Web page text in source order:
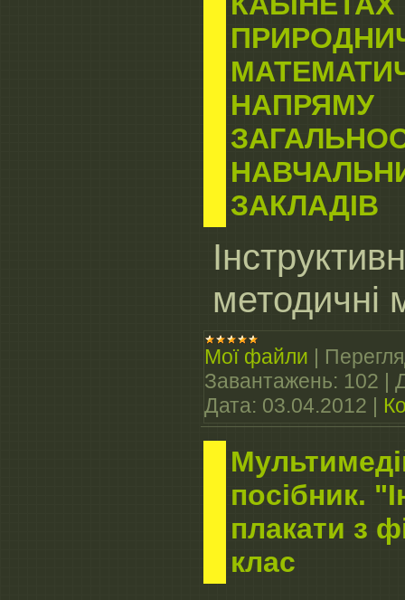
НАПРЯМУ
ЗАКЛАДІВ
методичні
Мої файли |
Завантажень: 102 |
Дата: 03.04.2012 |
посібник.
плакати з
клас